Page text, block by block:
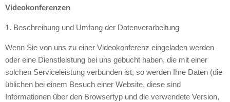
Videokonferenzen
1. Beschreibung und Umfang der Datenverarbeitung
Wenn Sie von uns zu einer Videokonferenz eingeladen werden
oder eine Dienstleistung bei uns gebucht haben, die mit einer
solchen Serviceleistung verbunden ist, so werden Ihre Daten (die
üblichen bei einem Besuch einer Website, diese sind
Informationen über den Browsertyp und die verwendete Version,